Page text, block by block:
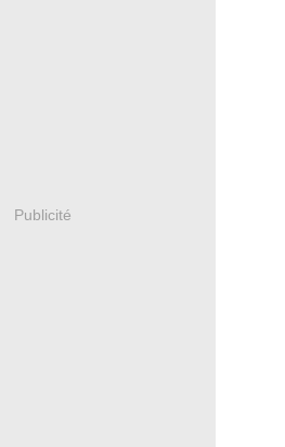
Publicité